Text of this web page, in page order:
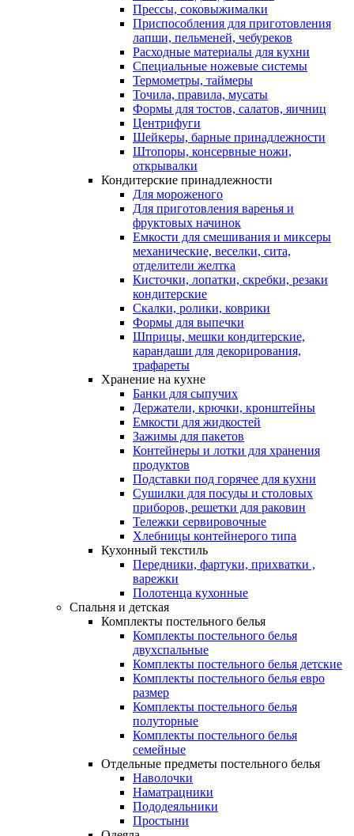
Прессы, соковыжималки
Приспособления для приготовления
лапши, пельменей, чебуреков
Расходные материалы для кухни
Специальные ножевые системы
Термометры, таймеры
Точила, правила, мусаты
Формы для тостов, салатов, яичниц
Центрифуги
Шейкеры, барные принадлежности
Штопоры, консервные ножи,
открывалки
Кондитерские принадлежности
Для мороженого
Для приготовления варенья и
фруктовых начинок
Емкости для смешивания и миксеры
механические, веселки, сита,
отделители желтка
Кисточки, лопатки, скребки, резаки
кондитерские
Скалки, ролики, коврики
Формы для выпечки
Шприцы, мешки кондитерские,
карандаши для декорирования,
трафареты
Хранение на кухне
Банки для сыпучих
Держатели, крючки, кронштейны
Емкости для жидкостей
Зажимы для пакетов
Контейнеры и лотки для хранения
продуктов
Подставки под горячее для кухни
Сушилки для посуды и столовых
приборов, решетки для раковин
Тележки сервировочные
Хлебницы контейнерого типа
Кухонный текстиль
Передники, фартуки, прихватки ,
варежки
Полотенца кухонные
Спальня и детская
Комплекты постельного белья
Комплекты постельного белья
двухспальные
Комплекты постельного белья детские
Комплекты постельного белья евро
размер
Комплекты постельного белья
полуторные
Комплекты постельного белья
семейные
Отдельные предметы постельного белья
Наволочки
Наматрацники
Пододеяльники
Простыни